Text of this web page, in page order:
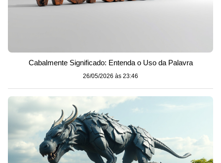
Cabalmente Significado: Entenda o Uso da Palavra
26/05/2026 às 23:46